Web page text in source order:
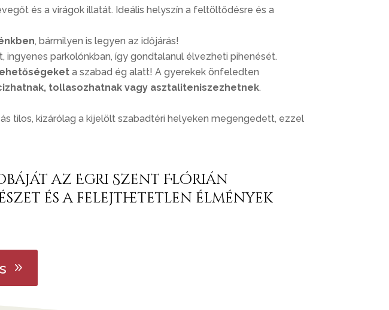
és a virágok illatát. Ideális helyszín a feltöltődésre és a
, bármilyen is legyen az időjárás!
ingyenes parkolónkban, így gondtalanul élvezheti pihenését.
a szabad ég alatt! A gyerekek önfeledten
tollasozhatnak vagy asztaliteniszezhetnek.
tilos, kizárólag a kijelölt szabadtéri helyeken megengedett, ezzel
az Egri Szent Flórián
és a felejthetetlen élmények